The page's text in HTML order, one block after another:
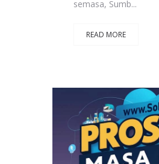
semasa, Sumb...
READ MORE